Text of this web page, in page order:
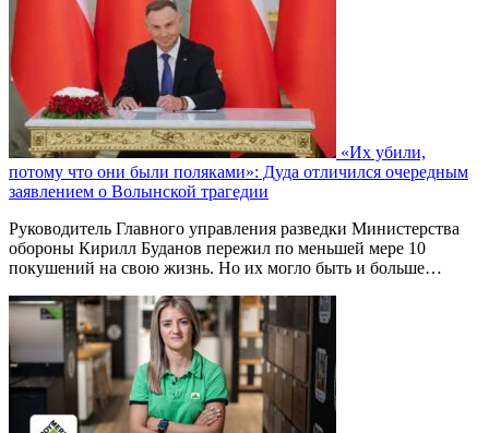
«Их убили,
потому что они были поляками»: Дуда отличился очередным
заявлением о Волынской трагедии
Руководитель Главного управления разведки Министерства
обороны Кирилл Буданов пережил по меньшей мере 10
покушений на свою жизнь. Но их могло быть и больше…